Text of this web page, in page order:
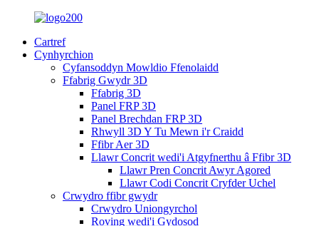
Cartref
Cynhyrchion
Cyfansoddyn Mowldio Ffenolaidd
Ffabrig Gwydr 3D
Ffabrig 3D
Panel FRP 3D
Panel Brechdan FRP 3D
Rhwyll 3D Y Tu Mewn i'r Craidd
Ffibr Aer 3D
Llawr Concrit wedi'i Atgyfnerthu â Ffibr 3D
Llawr Pren Concrit Awyr Agored
Llawr Codi Concrit Cryfder Uchel
Crwydro ffibr gwydr
Crwydro Uniongyrchol
Roving wedi'i Gydosod